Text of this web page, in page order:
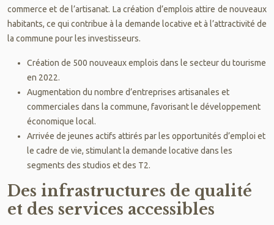
commerce et de l’artisanat. La création d’emplois attire de nouveaux
habitants, ce qui contribue à la demande locative et à l’attractivité de
la commune pour les investisseurs.
Création de 500 nouveaux emplois dans le secteur du tourisme
en 2022.
Augmentation du nombre d’entreprises artisanales et
commerciales dans la commune, favorisant le développement
économique local.
Arrivée de jeunes actifs attirés par les opportunités d’emploi et
le cadre de vie, stimulant la demande locative dans les
segments des studios et des T2.
Des infrastructures de qualité
et des services accessibles